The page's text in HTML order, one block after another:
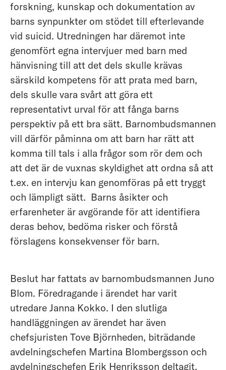
forskning, kunskap och dokumentation av
barns synpunkter om stödet till efterlevande
vid suicid. Utredningen har däremot inte
genomfört egna intervjuer med barn med
hänvisning till att det dels skulle krävas
särskild kompetens för att prata med barn,
dels skulle vara svårt att göra ett
representativt urval för att fånga barns
perspektiv på ett bra sätt. Barnombudsmannen
vill därför påminna om att barn har rätt att
komma till tals i alla frågor som rör dem och
att det är de vuxnas skyldighet att ordna så att
t.ex. en intervju kan genomföras på ett tryggt
och lämpligt sätt. Barns åsikter och
erfarenheter är avgörande för att identifiera
deras behov, bedöma risker och förstå
förslagens konsekvenser för barn.
Beslut har fattats av barnombudsmannen Juno
Blom. Föredragande i ärendet har varit
utredare Janna Kokko. I den slutliga
handläggningen av ärendet har även
chefsjuristen Tove Björnheden, biträdande
avdelningschefen Martina Blombergsson och
avdelningschefen Erik Henriksson deltagit.